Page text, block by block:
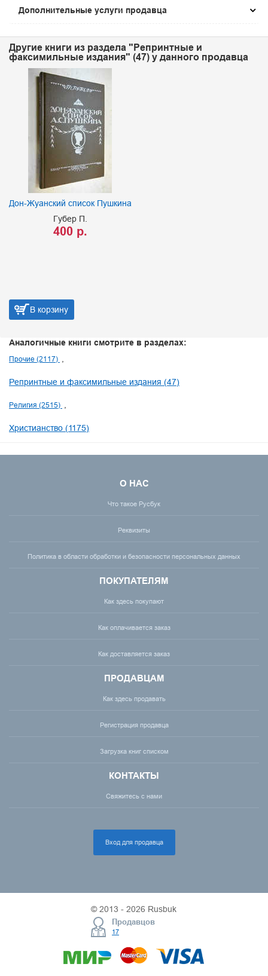
Дополнительные услуги продавца
Другие книги из раздела "Репринтные и
факсимильные издания" (47) у данного продавца
Дон-Жуанский список Пушкина
Губер П.
400 р.
В корзину
Аналогичные книги смотрите в разделах:
Прочие (2117)
Репринтные и факсимильные издания (47)
Религия (2515)
Христианство (1175)
О НАС
Что такое Русбук
Реквизиты
Политика в области обработки и безопасности персональных данных
ПОКУПАТЕЛЯМ
Как здесь покупают
Как оплачивается заказ
Как доставляется заказ
ПРОДАВЦАМ
Как здесь продавать
Регистрация продавца
Загрузка книг списком
КОНТАКТЫ
Свяжитесь с нами
Вход для продавца
© 2013 - 2026 Rusbuk
Продавцов
17